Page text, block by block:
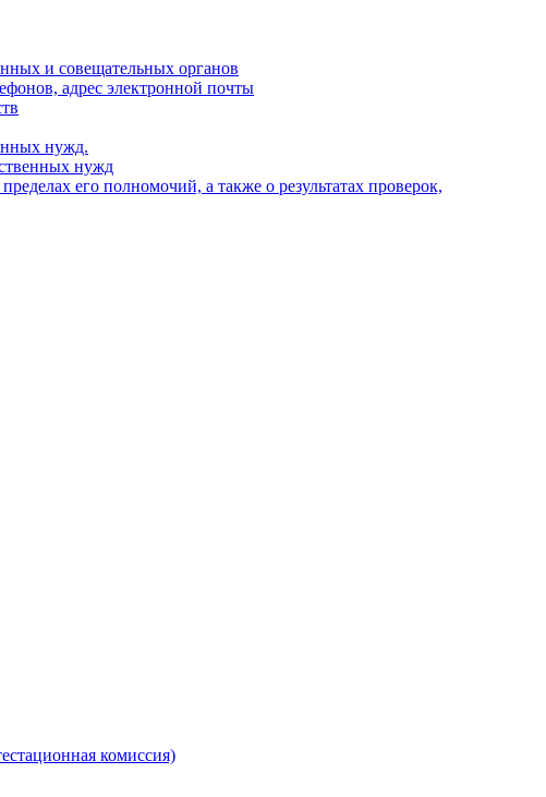
и совещательных органов
адрес электронной почты
нужд.
нужд
его полномочий, а также о результатах проверок,
комиссия)